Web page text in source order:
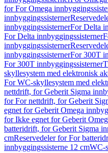
for For Omega
innbyggingssisterner
innbyggingssisternerFor Delta
For Delta innbyggingssisterner
innbyggingssisterner
innbyggingssisternerFor 300T
For 300T innbyggingssisterner
skyllesystem med elektronisk
For WC-skyllesystem med
nettdrift, for Geberit Sigma
for For nettdrift, for Geberit
egnet for Geberit Omega
for Ikke egnet for Geberit
batteridrift, for Geberit Sigma
cmReservedeler for For
innbyggingssisterne 12 cmWC-